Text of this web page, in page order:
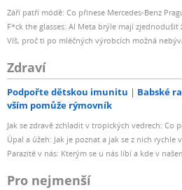
Září patří módě: Co přinese Mercedes-Benz
F*ck the glasses: AI Meta brýle mají
Víš, proč ti po mléčných výrobcích možná
Zdraví
Podpořte dětskou imunitu Babské
vším pomůže rýmovník
Jak se zdravě zchladit v tropických vedrech: Co
Úpal a úžeh: Jak je poznat a jak se z nich rychle
Parazité v nás: Kterým se u nás líbí a kde v
Pro nejmenší